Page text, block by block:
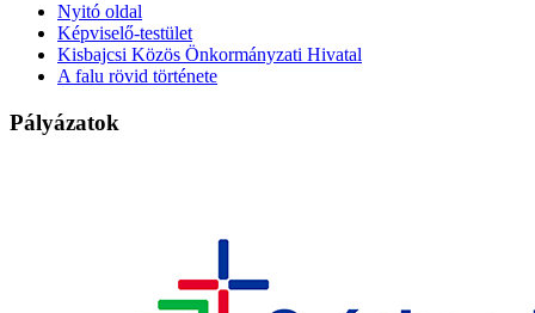
Nyitó oldal
Képviselő-testület
Kisbajcsi Közös Önkormányzati Hivatal
A falu rövid története
Pályázatok